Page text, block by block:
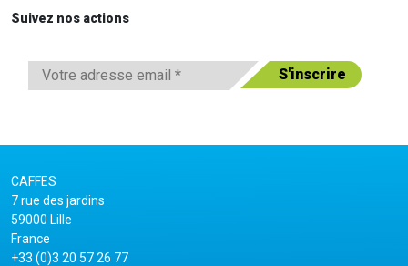
Suivez nos actions
CAFFES
7 rue des jardins
59000 Lille
France
+33 (0)3 20 57 26 77